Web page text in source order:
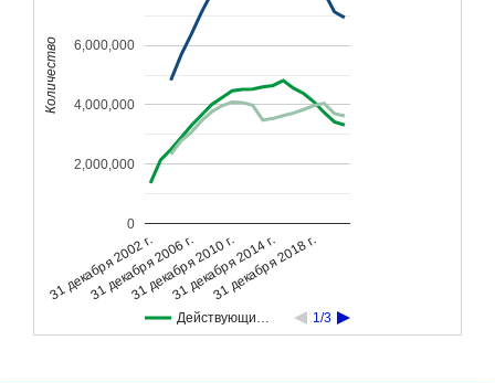
Действующи… 1/3
31 декабря 2002 г.
31 декабря 2006 г.
31 декабря 2010 г.
31 декабря 2014 г.
31 декабря 2018 г.
0
2,000,000
4,000,000
6,000,000
Количество